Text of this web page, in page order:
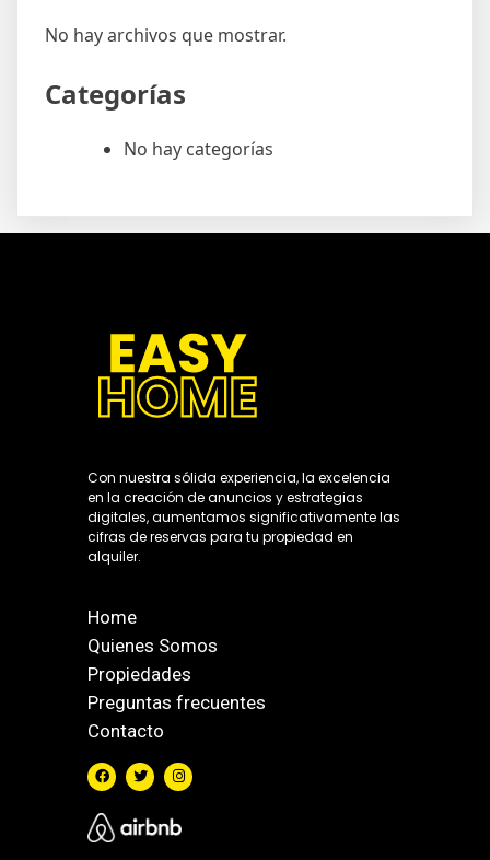
No hay archivos que mostrar.
Categorías
No hay categorías
Con nuestra sólida experiencia, la excelencia
en la creación de anuncios y estrategias
digitales, aumentamos significativamente las
cifras de reservas para tu propiedad en
alquiler.
Home
Quienes Somos
Propiedades
Preguntas frecuentes
Contacto